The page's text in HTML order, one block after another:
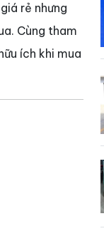
rẻ nhưng
Cùng tham
ích khi mua